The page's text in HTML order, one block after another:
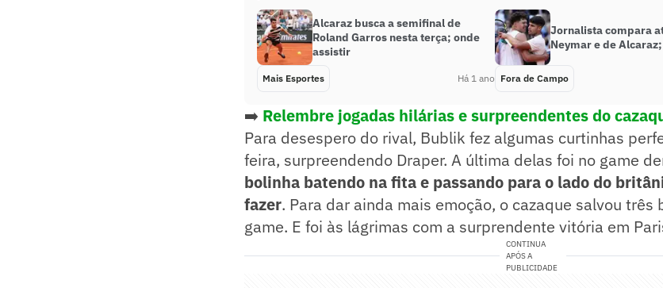
Alcaraz busca a semifinal de
Roland Garros nesta terça; onde
assistir
Mais Esportes Há 1 ano
Jornalista compara
Neymar e de
Fora de Campo
➡️ Relembre jogadas hilárias e surpreendentes do
Para desespero do rival, Bublik fez algumas curtinhas
feira, surpreendendo Draper. A última delas foi no game
bolinha batendo na fita e passando para o lado do
fazer. Para dar ainda mais emoção, o cazaque salvou
game. E foi às lágrimas com a surprendente vitória em
CONTINUA
APÓS A
PUBLICIDADE